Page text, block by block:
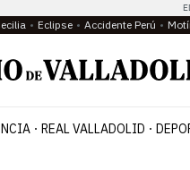
Eclipse Accidente Perú
REAL VALLADOLID